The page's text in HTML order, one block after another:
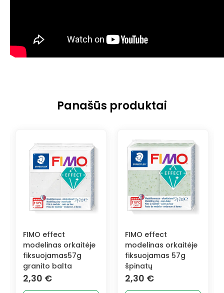
Panašūs produktai
FIMO effect
modelinas orkaitėje
fiksuojamas 57g
špinatų
FIMO effect
modelinas
fiksuojamas 57g
2,30€